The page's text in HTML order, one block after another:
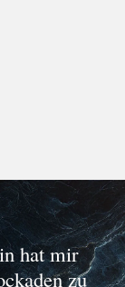
hat mir
zu